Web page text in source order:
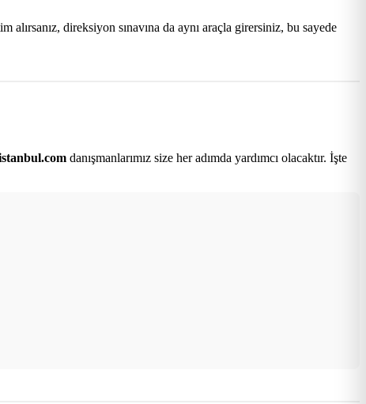
alırsanız, direksiyon sınavına da aynı araçla girersiniz, bu sayede
danışmanlarımız size her adımda yardımcı olacaktır. İşte